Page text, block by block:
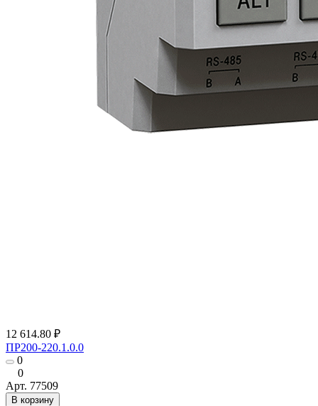
12 614.80 ₽
ПР200-220.1.0.0
0
0
Арт. 77509
В корзину